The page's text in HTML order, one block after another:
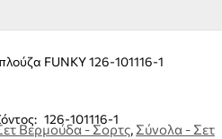
FUNKY 126-101116-1
126-101116-1
Βερμούδα - Σορτς, Σύνολα - Σετ